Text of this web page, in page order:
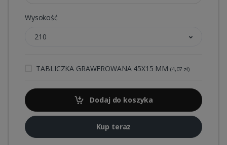
Wysokość
210
TABLICZKA GRAWEROWANA 45X15 MM (4,07 zł)
Dodaj do koszyka
Kup teraz